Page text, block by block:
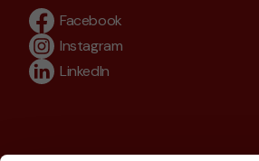
Facebook
Instagram
LinkedIn